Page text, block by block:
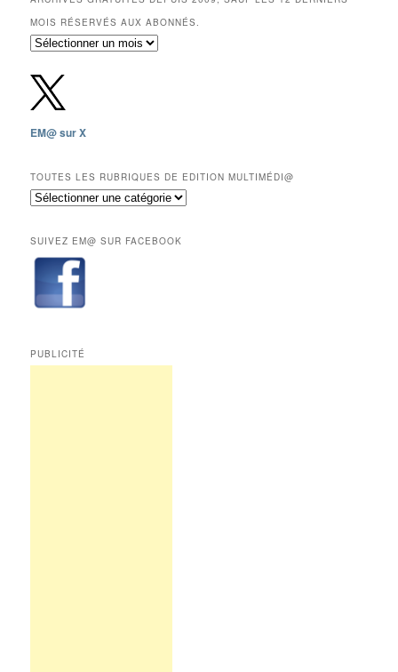
MOIS RÉSERVÉS AUX ABONNÉS.
Archives
depuis
2009,
sauf
les
mois
réservés
aux
EM@ sur X
TOUTES LES RUBRIQUES DE EDITION MULTIMÉDI@
Toutes
de
Edition
Multimédi@
SUIVEZ EM@ SUR FACEBOOK
PUBLICITÉ